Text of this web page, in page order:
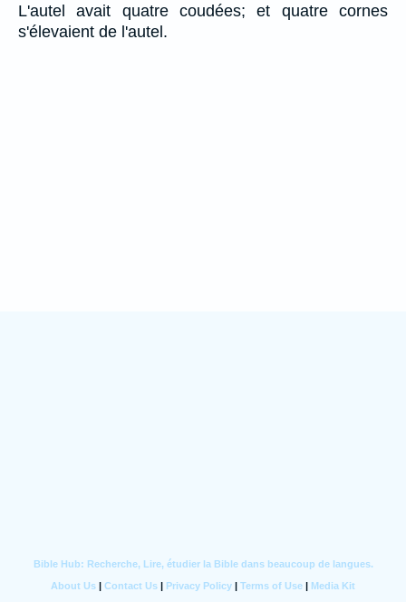
L'autel avait quatre coudées; et quatre cornes
s'élevaient de l'autel.